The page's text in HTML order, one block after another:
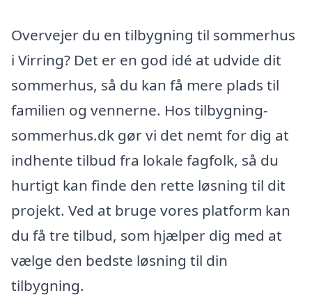
Overvejer du en tilbygning til sommerhus
i Virring? Det er en god idé at udvide dit
sommerhus, så du kan få mere plads til
familien og vennerne. Hos tilbygning-
sommerhus.dk gør vi det nemt for dig at
indhente tilbud fra lokale fagfolk, så du
hurtigt kan finde den rette løsning til dit
projekt. Ved at bruge vores platform kan
du få tre tilbud, som hjælper dig med at
vælge den bedste løsning til din
tilbygning.